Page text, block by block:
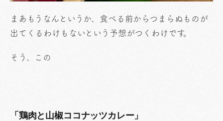
まあもうなんというか、食べる前からつまらぬものが
出てくるわけもないという予想がつくわけです。
そう、この
「鶏肉と山椒ココナッツカレー」